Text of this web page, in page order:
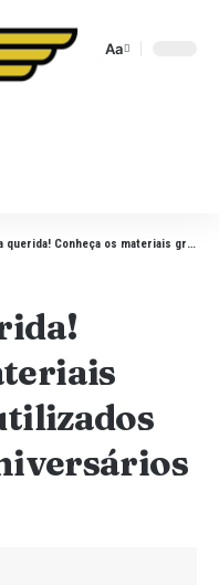
Aa
os materiais gráficos mais utilizados para festas e aniversários infantis